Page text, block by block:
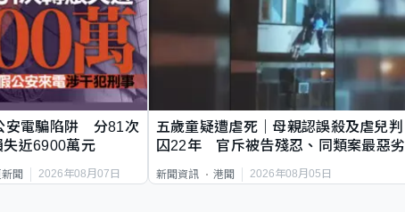
安電騙陷阱 分81次
失近6900萬元
聞 2026年08月07日
五歲童疑遭虐死｜母親認誤殺及虐兒判
囚22年 官斥被告殘忍、同類案最惡劣
新聞資訊 港聞 2026年08月05日